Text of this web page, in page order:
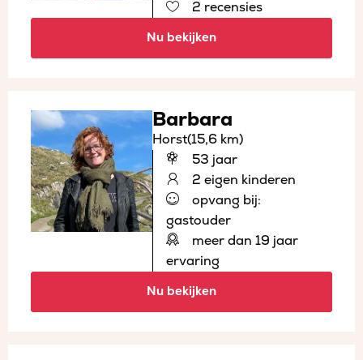
2 recensies
Nu bekijken
Barbara
Horst(15,6 km)
53 jaar
2 eigen kinderen
opvang bij:
gastouder
meer dan 19 jaar
ervaring
Nu bekijken